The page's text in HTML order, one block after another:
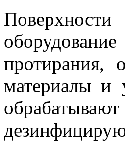
протирания,
материалы и